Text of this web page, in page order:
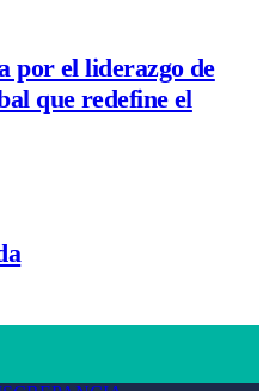
por el liderazgo de
que redefine el